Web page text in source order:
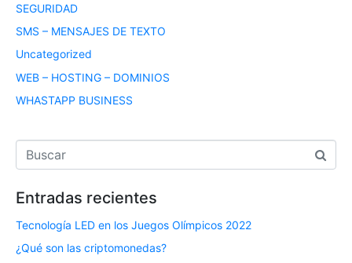
SEGURIDAD
SMS – MENSAJES DE TEXTO
Uncategorized
WEB – HOSTING – DOMINIOS
WHASTAPP BUSINESS
Entradas recientes
Tecnología LED en los Juegos Olímpicos 2022
¿Qué son las criptomonedas?